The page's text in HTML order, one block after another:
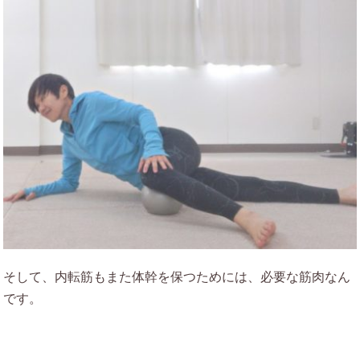
そして、内転筋もまた体幹を保つためには、必要な筋肉なん
です。